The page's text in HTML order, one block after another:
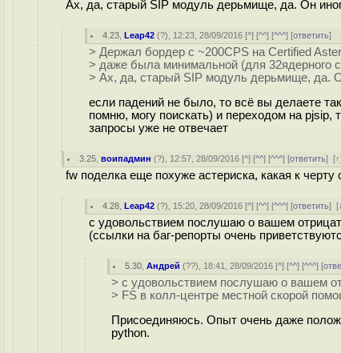
Ах, да, старый SIP модуль дерьмище, да. Он
4.23 ,Leap42 (?), 12:23, 28/09/2016 [^] [^^] [^^^] [ответить]
> Держал бордер с ~200CPS на Certified
> даже была минимальной (для
> Ах, да, старый SIP модуль дерьмище, да.
если падений не было, то всё вы делаете
помню, могу поискать) и переходом на pjsip,
запросы уже не отвечает
3.25 ,воипадмин (?), 12:57, 28/09/2016 [^] [^^] [^^^] [ответить][↑
fw поделка еще похуже астериска, какая к черту
4.28 ,Leap42 (?), 15:20, 28/09/2016 [^] [^^] [^^^] [ответить][
с удовольствием послушаю о вашем
(ссылки на баг-репорты очень
5.30 ,Андрей (??), 18:41, 28/09/2016 [^] [^^] [^^^] [
> с удовольствием послушаю о вашем
> FS в колл-центре местной скорой
Присоединяюсь. Опыт очень даже
python.